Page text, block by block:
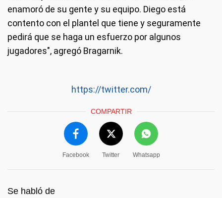
enamoró de su gente y su equipo. Diego está
contento con el plantel que tiene y seguramente
pedirá que se haga un esfuerzo por algunos
jugadores", agregó Bragarnik.
https://twitter.com/
COMPARTIR
Facebook Twitter Whatsapp
Se habló de